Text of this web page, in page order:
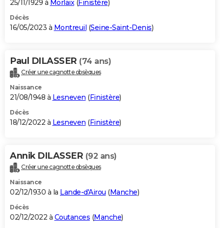
25/11/1929 à Morlaix(Finistère)
Décès
16/05/2023 à Montreuil (Seine-Saint-Denis)
Paul DILASSER (74 ans)
Créer une cagnotte obsèques
Naissance
21/08/1948 à Lesneven (Finistère)
Décès
18/12/2022 à Lesneven (Finistère)
Annik DILASSER (92 ans)
Créer une cagnotte obsèques
Naissance
02/12/1930 à la Lande-d'Airou (Manche)
Décès
02/12/2022 à Coutances (Manche)